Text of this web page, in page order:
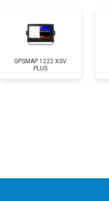
GPSMAP 1222 XSV
PLUS